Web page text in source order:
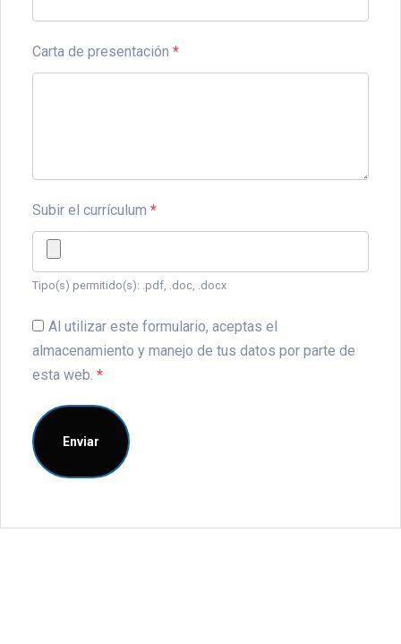
Carta de presentación *
Subir el currículum *
Tipo(s) permitido(s): .pdf, .doc, .docx
Al utilizar este formulario, aceptas el
almacenamiento y manejo de tus datos por parte de
esta web. *